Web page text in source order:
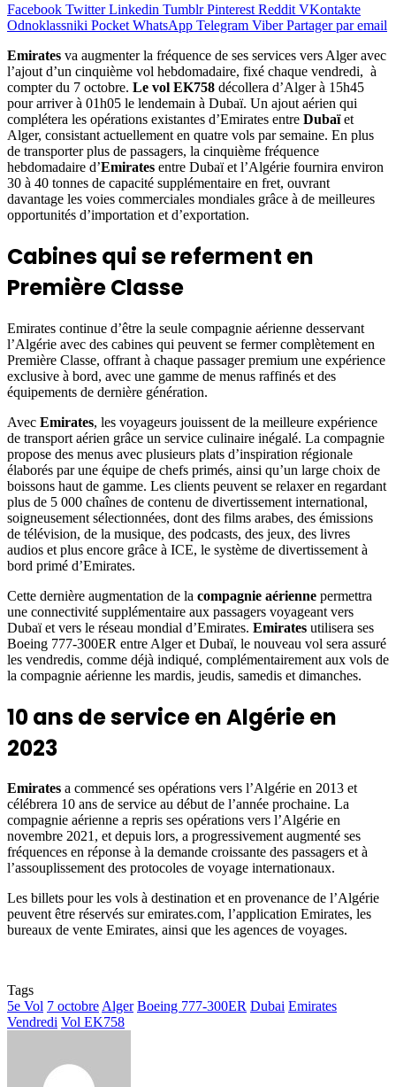
Facebook Twitter Linkedin Tumblr Pinterest Reddit VKontakte
Odnoklassniki Pocket WhatsApp Telegram Viber Partager par email
Emirates va augmenter la fréquence de ses services vers Alger avec
l’ajout d’un cinquième vol hebdomadaire, fixé chaque vendredi, à
compter du 7 octobre. Le vol EK758 décollera d’Alger à 15h45
pour arriver à 01h05 le lendemain à Dubaï. Un ajout aérien qui
complétera les opérations existantes d’Emirates entre Dubaïet
Alger, consistant actuellement en quatre vols par semaine. En plus
de transporter plus de passagers, la cinquième fréquence
hebdomadaire d’Emirates entre Dubaï et l’Algérie fournira environ
30 à 40 tonnes de capacité supplémentaire en fret, ouvrant
davantage les voies commerciales mondiales grâce à de meilleures
opportunités d’importation et d’exportation.
Cabines qui se referment en
Première Classe
Emirates continue d’être la seule compagnie aérienne desservant
l’Algérie avec des cabines qui peuvent se fermer complètement en
Première Classe, offrant à chaque passager premium une expérience
exclusive à bord, avec une gamme de menus raffinés et des
équipements de dernière génération.
Avec Emirates, les voyageurs jouissent de la meilleure expérience
de transport aérien grâce un service culinaire inégalé. La compagnie
propose des menus avec plusieurs plats d’inspiration régionale
élaborés par une équipe de chefs primés, ainsi qu’un large choix de
boissons haut de gamme. Les clients peuvent se relaxer en regardant
plus de 5 000 chaînes de contenu de divertissement international,
soigneusement sélectionnées, dont des films arabes, des émissions
de télévision, de la musique, des podcasts, des jeux, des livres
audios et plus encore grâce à ICE, le système de divertissement à
bord primé d’Emirates.
Cette dernière augmentation de la compagnie aérienne permettra
une connectivité supplémentaire aux passagers voyageant vers
Dubaï et vers le réseau mondial d’Emirates. Emirates utilisera ses
Boeing 777-300ER entre Alger et Dubaï, le nouveau vol sera assuré
les vendredis, comme déjà indiqué, complémentairement aux vols de
la compagnie aérienne les mardis, jeudis, samedis et dimanches.
10 ans de service en Algérie en
2023
Emirates a commencé ses opérations vers l’Algérie en 2013 et
célébrera 10 ans de service au début de l’année prochaine. La
compagnie aérienne a repris ses opérations vers l’Algérie en
novembre 2021, et depuis lors, a progressivement augmenté ses
fréquences en réponse à la demande croissante des passagers et à
l’assouplissement des protocoles de voyage internationaux.
Les billets pour les vols à destination et en provenance de l’Algérie
peuvent être réservés sur emirates.com, l’application Emirates, les
bureaux de vente Emirates, ainsi que les agences de voyages.
Tags
5e Vol 7 octobreAlger Boeing 777-300ER Dubai Emirates
Vendredi Vol EK758